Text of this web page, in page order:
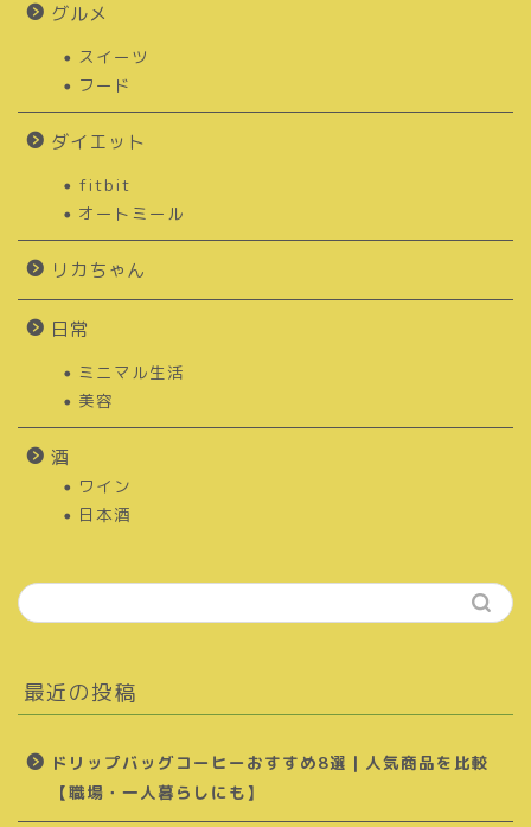
グルメ
スイーツ
フード
ダイエット
fitbit
オートミール
リカちゃん
日常
ミニマル生活
美容
酒
ワイン
日本酒
最近の投稿
ドリップバッグコーヒーおすすめ8選｜人気商品を比較
【職場・一人暮らしにも】